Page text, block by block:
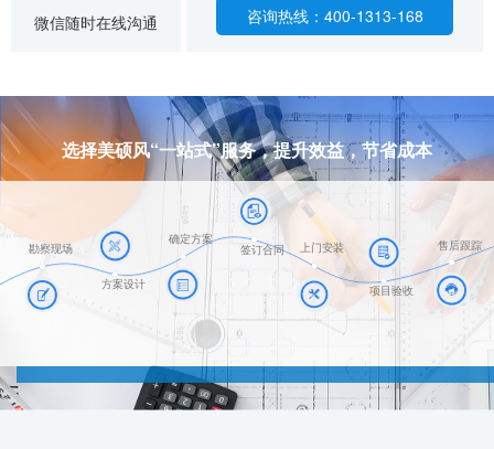
微信随时在线沟通 咨询热线：400-1313-168
选择美硕风“一站式”服务，提升效益，节省成本
勘察现场
方案设计
确定方案
签订合同
上门安装
项目验收
售后跟踪